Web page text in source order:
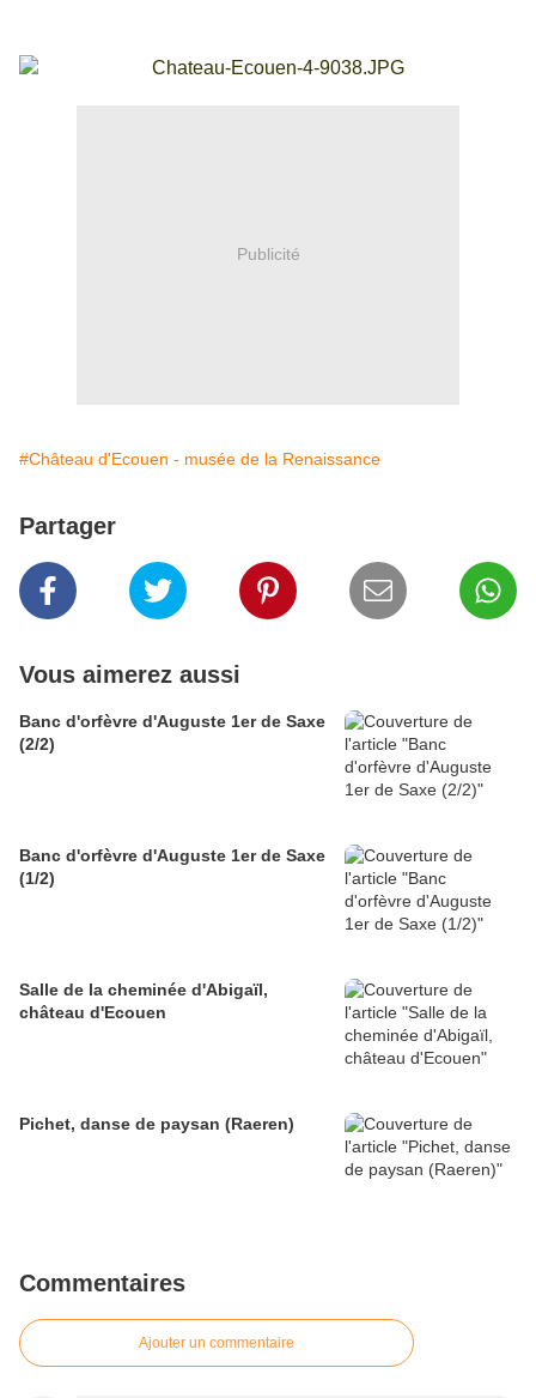
Publicité
#Château d'Ecouen - musée de la Renaissance
Partager
Vous aimerez aussi
Banc d'orfèvre d'Auguste 1er de Saxe
(2/2)
Banc d'orfèvre d'Auguste 1er de Saxe
(1/2)
Salle de la cheminée d'Abigaïl,
château d'Ecouen
Pichet, danse de paysan (Raeren)
Commentaires
Ajouter un commentaire